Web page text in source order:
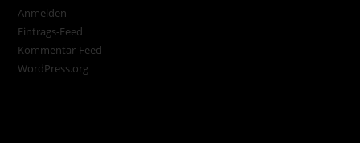
Anmelden
Eintrags-Feed
Kommentar-Feed
WordPress.org